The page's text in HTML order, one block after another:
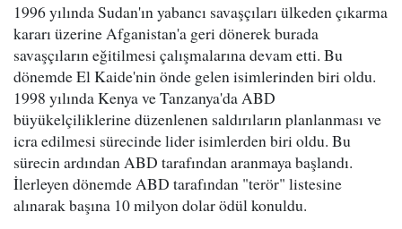
1996 yılında Sudan'ın yabancı savaşçıları ülkeden çıkarma
kararı üzerine Afganistan'a geri dönerek burada
savaşçıların eğitilmesi çalışmalarına devam etti. Bu
dönemde El Kaide'nin önde gelen isimlerinden biri oldu.
1998 yılında Kenya ve Tanzanya'da ABD
büyükelçiliklerine düzenlenen saldırıların planlanması ve
icra edilmesi sürecinde lider isimlerden biri oldu. Bu
sürecin ardından ABD tarafından aranmaya başlandı.
İlerleyen dönemde ABD tarafından "terör" listesine
alınarak başına 10 milyon dolar ödül konuldu.